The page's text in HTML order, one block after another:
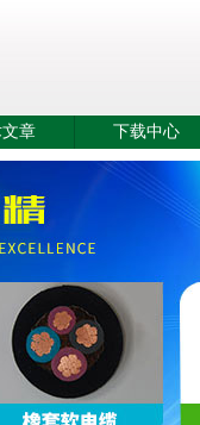
章 下载中心